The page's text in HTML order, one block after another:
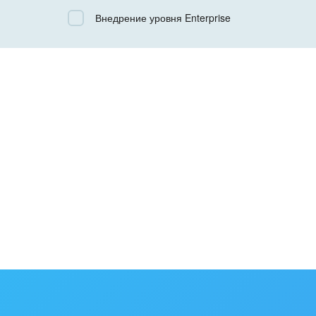
ВсеВнедрение уровня Enterprise